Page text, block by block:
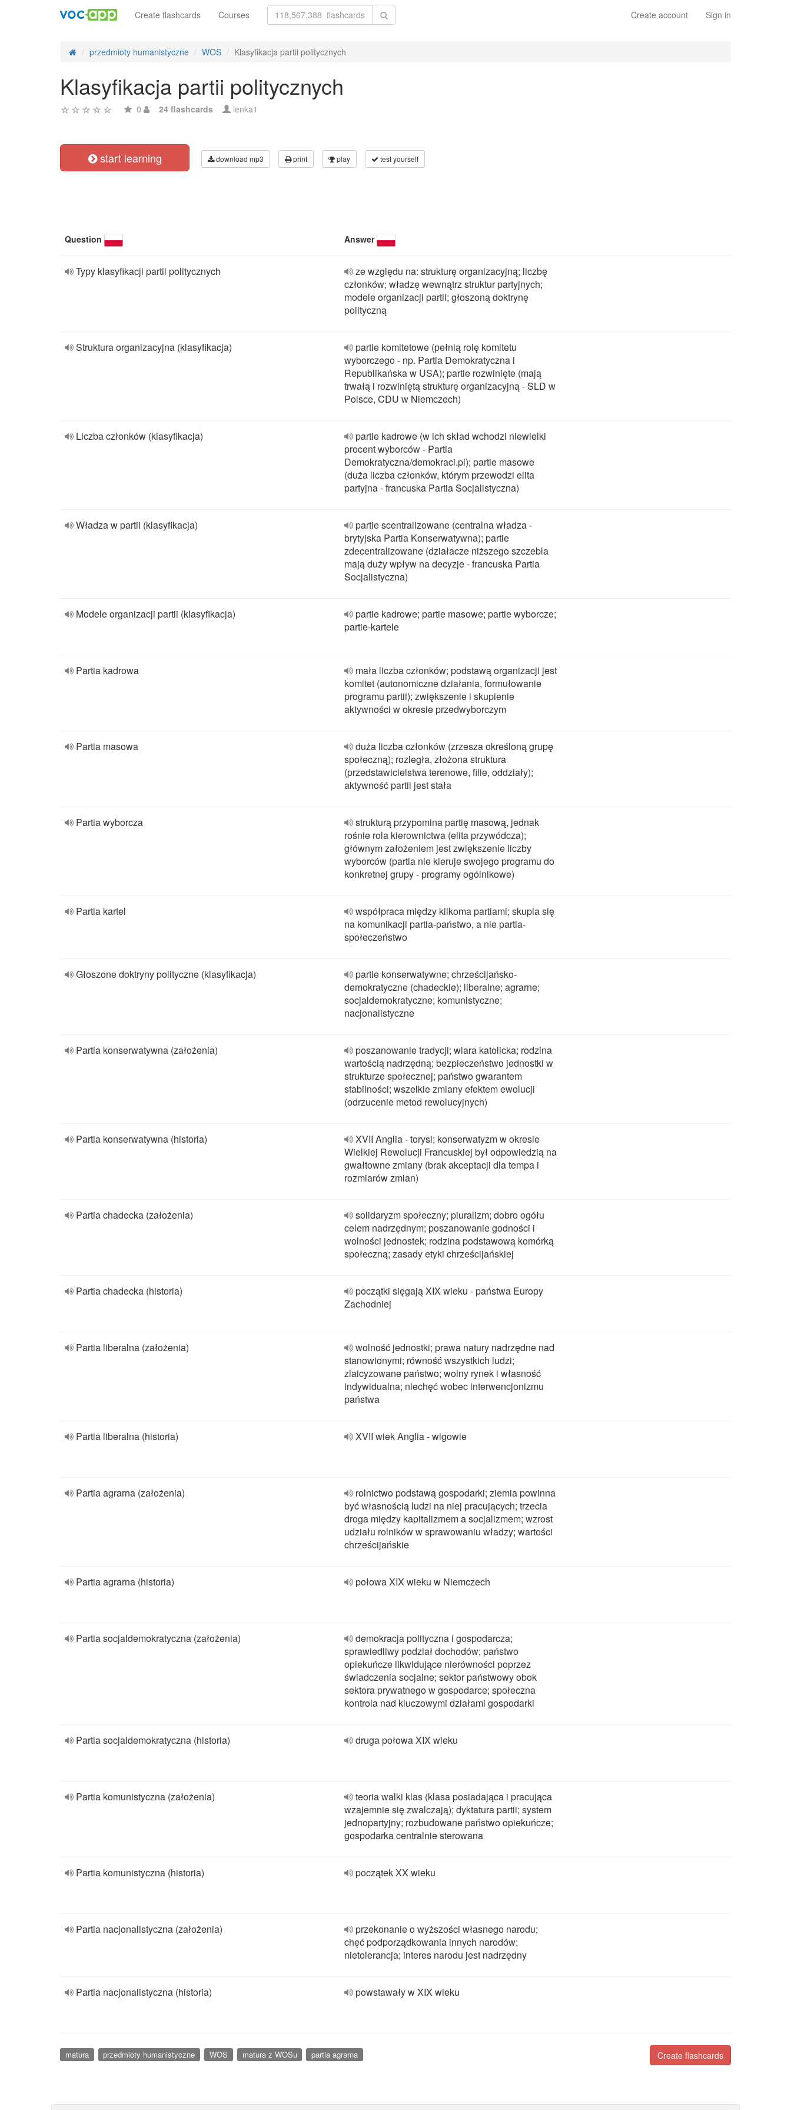
Create account Sign in
Create flashcards Courses
przedmioty humanistyczne WOS Klasyfikacja partii politycznych
Klasyfikacja partii politycznych
0 24 flashcards lenka1
start learning download mp3 print play test yourself
Question Answer
Typy klasyfikacji partii politycznych
ze względu na: strukturę organizacyjną; liczbę
członków; władzę wewnątrz struktur partyjnych;
modele organizacji partii; głoszoną doktrynę
polityczną
Struktura organizacyjna (klasyfikacja)
partie komitetowe (pełnią rolę komitetu
wyborczego - np. Partia Demokratyczna i
Republikańska w USA); partie rozwinięte (mają
trwałą i rozwiniętą strukturę organizacyjną - SLD w
Polsce, CDU w Niemczech)
Liczba członków (klasyfikacja)
partie kadrowe (w ich skład wchodzi niewielki
procent wyborców - Partia
Demokratyczna/demokraci.pl); partie masowe
(duża liczba członków, którym przewodzi elita
partyjna - francuska Partia Socjalistyczna)
Władza w partii (klasyfikacja)
partie scentralizowane (centralna władza -
brytyjska Partia Konserwatywna); partie
zdecentralizowane (działacze niższego szczebla
mają duży wpływ na decyzje - francuska Partia
Socjalistyczna)
Modele organizacji partii (klasyfikacja)
partie kadrowe; partie masowe; partie wyborcze;
partie-kartele
Partia kadrowa
mała liczba członków; podstawą organizacji jest
komitet (autonomiczne działania, formułowanie
programu partii); zwiększenie i skupienie
aktywności w okresie przedwyborczym
Partia masowa
duża liczba członków (zrzesza określoną grupę
społeczną); rozległa, złożona struktura
(przedstawicielstwa terenowe, filie, oddziały);
aktywność partii jest stała
Partia wyborcza
strukturą przypomina partię masową, jednak
rośnie rola kierownictwa (elita przywódcza);
głównym założeniem jest zwiększenie liczby
wyborców (partia nie kieruje swojego programu do
konkretnej grupy - programy ogólnikowe)
Partia kartel
współpraca między kilkoma partiami; skupia się
na komunikacji partia-państwo, a nie partia-
społeczeństwo
Głoszone doktryny polityczne (klasyfikacja)
partie konserwatywne; chrześcijańsko-
demokratyczne (chadeckie); liberalne; agrarne;
socjaldemokratyczne; komunistyczne;
nacjonalistyczne
Partia konserwatywna (założenia)
poszanowanie tradycji; wiara katolicka; rodzina
wartością nadrzędną; bezpieczeństwo jednostki w
strukturze społecznej; państwo gwarantem
stabilności; wszelkie zmiany efektem ewolucji
(odrzucenie metod rewolucyjnych)
Partia konserwatywna (historia)
XVII Anglia - torysi; konserwatyzm w okresie
Wielkiej Rewolucji Francuskiej był odpowiedzią na
gwałtowne zmiany (brak akceptacji dla tempa i
rozmiarów zmian)
Partia chadecka (założenia)
solidaryzm społeczny; pluralizm; dobro ogółu
celem nadrzędnym; poszanowanie godności i
wolności jednostek; rodzina podstawową komórką
społeczną; zasady etyki chrześcijańskiej
Partia chadecka (historia)
początki sięgają XIX wieku - państwa Europy
Zachodniej
Partia liberalna (założenia)
wolność jednostki; prawa natury nadrzędne nad
stanowionymi; równość wszystkich ludzi;
zlaicyzowane państwo; wolny rynek i własność
indywidualna; niechęć wobec interwencjonizmu
państwa
Partia liberalna (historia) XVII wiek Anglia - wigowie
Partia agrarna (założenia)
rolnictwo podstawą gospodarki; ziemia powinna
być własnością ludzi na niej pracujących; trzecia
droga między kapitalizmem a socjalizmem; wzrost
udziału rolników w sprawowaniu władzy; wartości
chrześcijańskie
Partia agrarna (historia) połowa XIX wieku w Niemczech
Partia socjaldemokratyczna (założenia)
demokracja polityczna i gospodarcza;
sprawiedliwy podział dochodów; państwo
opiekuńcze likwidujące nierówności poprzez
świadczenia socjalne; sektor państwowy obok
sektora prywatnego w gospodarce; społeczna
kontrola nad kluczowymi działami gospodarki
Partia socjaldemokratyczna (historia) druga połowa XIX wieku
Partia komunistyczna (założenia)
teoria walki klas (klasa posiadająca i pracująca
wzajemnie się zwalczają); dyktatura partii; system
jednopartyjny; rozbudowane państwo opiekuńcze;
gospodarka centralnie sterowana
Partia komunistyczna (historia) początek XX wieku
Partia nacjonalistyczna (założenia)
przekonanie o wyższości własnego narodu;
chęć podporządkowania innych narodów;
nietolerancja; interes narodu jest nadrzędny
Partia nacjonalistyczna (historia) powstawały w XIX wieku
Create flashcards
matura przedmioty humanistyczne WOS matura z WOSu partia agrarna